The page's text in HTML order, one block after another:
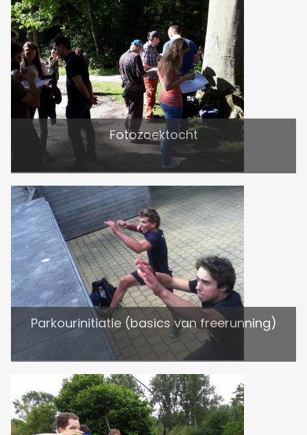
Fotozoektocht
Parkourinitiatie (basics van freerunning)